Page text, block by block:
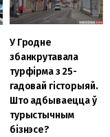
У Гродне
збанкрутавала
турфірма з 25-
гадовай гісторыяй.
Што адбываецца ў
турыстычным
бізнэсе?